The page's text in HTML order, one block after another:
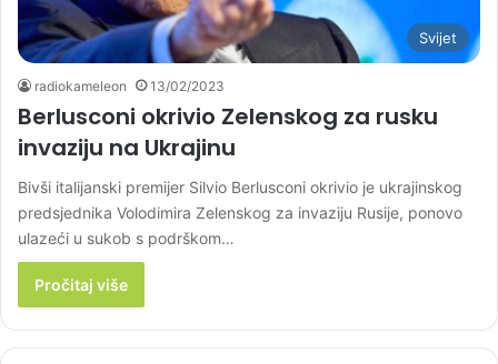
Svijet
radiokameleon 13/02/2023
Berlusconi okrivio Zelenskog za rusku
invaziju na Ukrajinu
Bivši italijanski premijer Silvio Berlusconi okrivio je ukrajinskog
predsjednika Volodimira Zelenskog za invaziju Rusije, ponovo
ulazeći u sukob s podrškom…
Pročitaj više